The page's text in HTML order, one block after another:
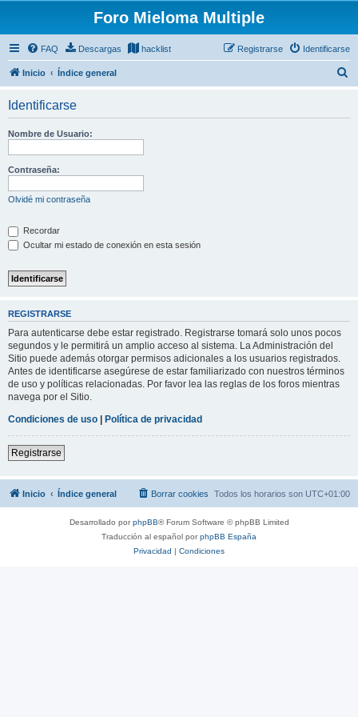
Foro Mieloma Multiple
FAQ Descargas hacklist Identificarse
Registrarse
Inicio Índice general
Identificarse
Nombre de Usuario:
Contraseña:
Olvidé mi contraseña
Recordar
Ocultar mi estado de conexión en esta sesión
REGISTRARSE
Para autenticarse debe estar registrado. Registrarse tomará solo unos pocos
segundos y le permitirá un amplio acceso al sistema. La Administración del
Sitio puede además otorgar permisos adicionales a los usuarios registrados.
Antes de identificarse asegúrese de estar familiarizado con nuestros términos
de uso y políticas relacionadas. Por favor lea las reglas de los foros mientras
navega por el Sitio.
Condiciones de uso | Política de privacidad
Registrarse
Inicio Índice general Todos los horarios son UTC+01:00
Borrar cookies
Desarrollado porphpBB® Forum Software © phpBB Limited
Traducción al español porphpBB España
Privacidad | Condiciones